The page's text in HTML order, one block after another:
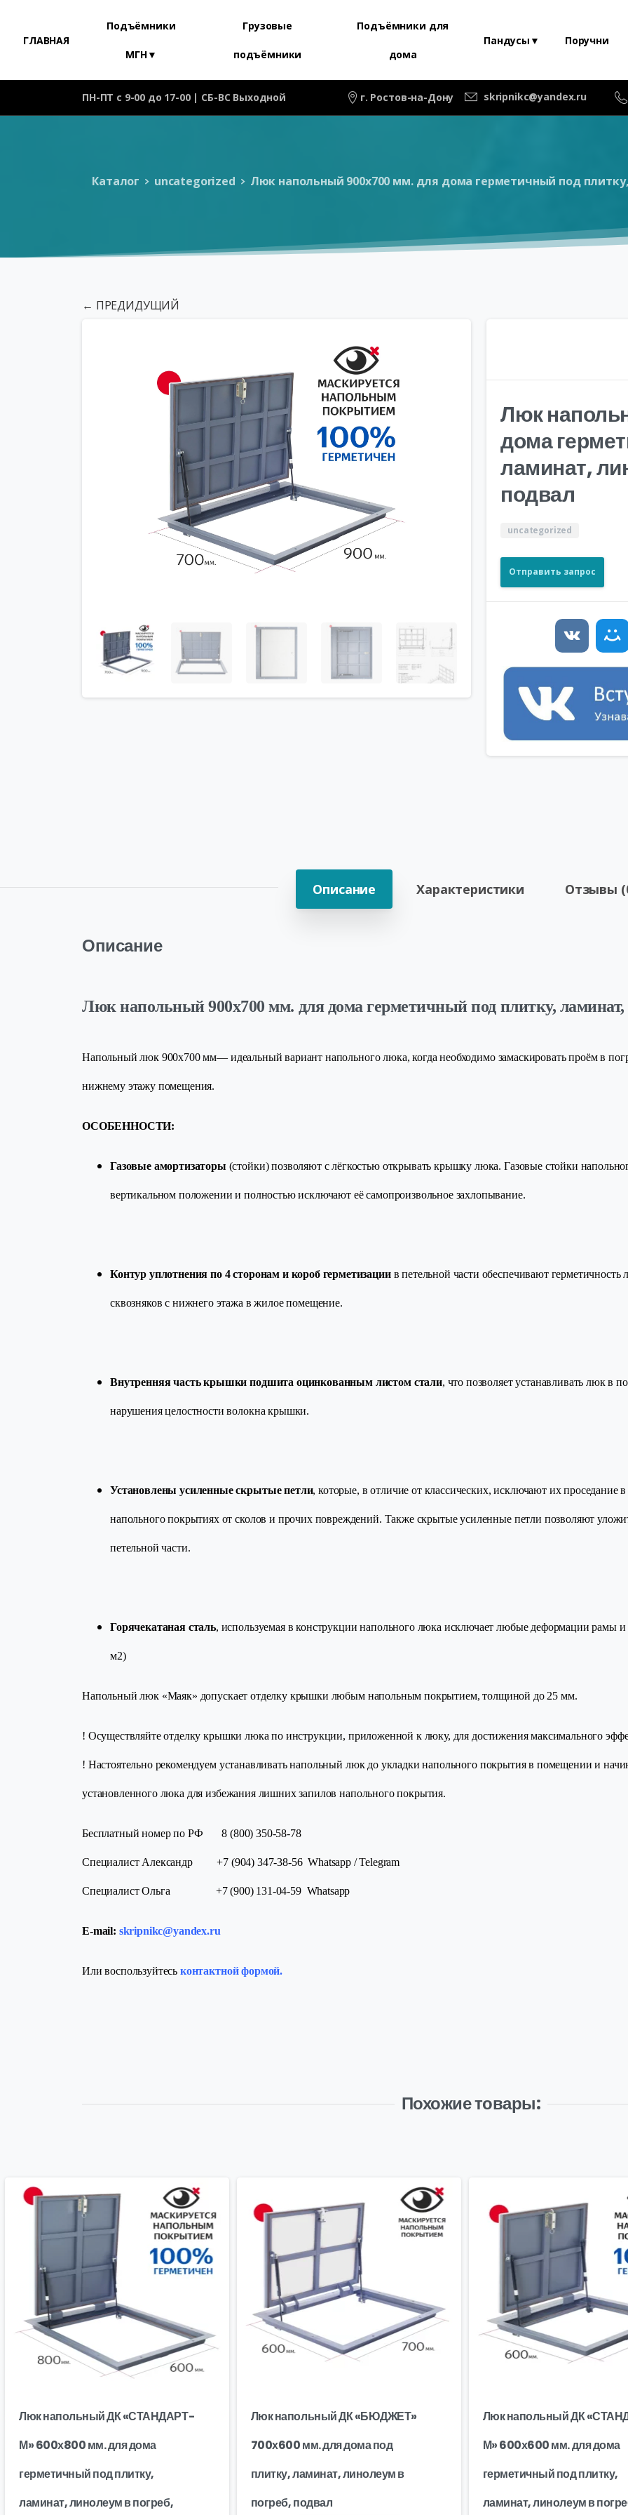
ГЛАВНАЯ
Подъёмники
МГН▼
Грузовые
подъёмники
Подъёмники для
дома
Пандусы▼ Поручни
ПН-ПТ с 9-00 до 17-00 | СБ-ВС Выходной г. Ростов-на-Дону skripnikc@yandex.ru
Каталог uncategorized Люк напольный 900х700 мм. для дома герметичный под
← ПРЕДИДУЩИЙ
Люк
дома
ламинат,
подвал
uncategorized
Отправить запрос
Описание Характеристики Отзывы
Описание
Люк напольный 900х700 мм. для дома герметичный под плитку, ламинат,
Напольный люк 900х700 мм— идеальный вариант напольного люка, когда необходимо замаскировать проём в
нижнему этажу помещения.
ОСОБЕННОСТИ:
Газовые амортизаторы (стойки) позволяют с лёгкостью открывать крышку люка. Газовые стойки
вертикальном положении и полностью исключают её самопроизвольное захлопывание.
Контур уплотнения по 4 сторонам и короб герметизациив петельной части обеспечивают
сквозняков с нижнего этажа в жилое помещение.
Внутренняя часть крышки подшита оцинкованным листом стали, что позволяет устанавливать люк в
нарушения целостности волокна крышки.
Установлены усиленные скрытые петли, которые, в отличие от классических, исключают их проседание
напольного покрытиях от сколов и прочих повреждений. Также скрытые усиленные петли позволяют
петельной части.
Горячекатаная сталь, используемая в конструкции напольного люка исключает любые деформации рамы
м2)
Напольный люк «Маяк» допускает отделку крышки любым напольным покрытием, толщиной до 25 мм.
! Осуществляйте отделку крышки люка по инструкции, приложенной к люку, для достижения максимального
! Настоятельно рекомендуем устанавливать напольный люк до укладки напольного покрытия в помещении и
установленного люка для избежания лишних запилов напольного покрытия.
Бесплатный номер по РФ 8 (800) 350-58-78
Специалист Александр +7 (904) 347-38-56 Whatsapp / Telegram
Специалист Ольга +7 (900) 131-04-59 Whatsapp
E-mail: skripnikc@yandex.ru
Или воспользуйтесь контактной формой.
Похожие товары:
Люк напольный ДК «СТАНДАРТ-
М» 600х800 мм. для дома
герметичный под плитку,
ламинат, линолеум в погреб,
Люк напольный ДК «БЮДЖЕТ»
700х600 мм. для дома под
плитку, ламинат, линолеум в
погреб, подвал
Люк напольный ДК
М» 600х600 мм. для дома
герметичный под плитку,
ламинат, линолеум в